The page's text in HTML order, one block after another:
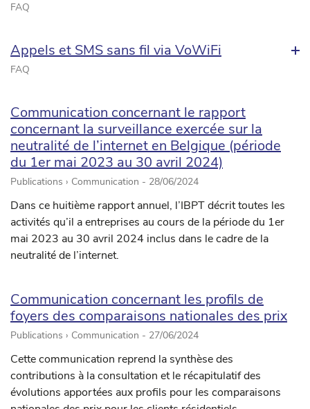
FAQ
Appels et SMS sans fil via VoWiFi
FAQ
Communication concernant le rapport
concernant la surveillance exercée sur la
neutralité de l’internet en Belgique (période
du 1er mai 2023 au 30 avril 2024)
Publications › Communication - 28/06/2024
Dans ce huitième rapport annuel, l’IBPT décrit toutes les
activités qu’il a entreprises au cours de la période du 1er
mai 2023 au 30 avril 2024 inclus dans le cadre de la
neutralité de l’internet.
Communication concernant les profils de
foyers des comparaisons nationales des prix
Publications › Communication - 27/06/2024
Cette communication reprend la synthèse des
contributions à la consultation et le récapitulatif des
évolutions apportées aux profils pour les comparaisons